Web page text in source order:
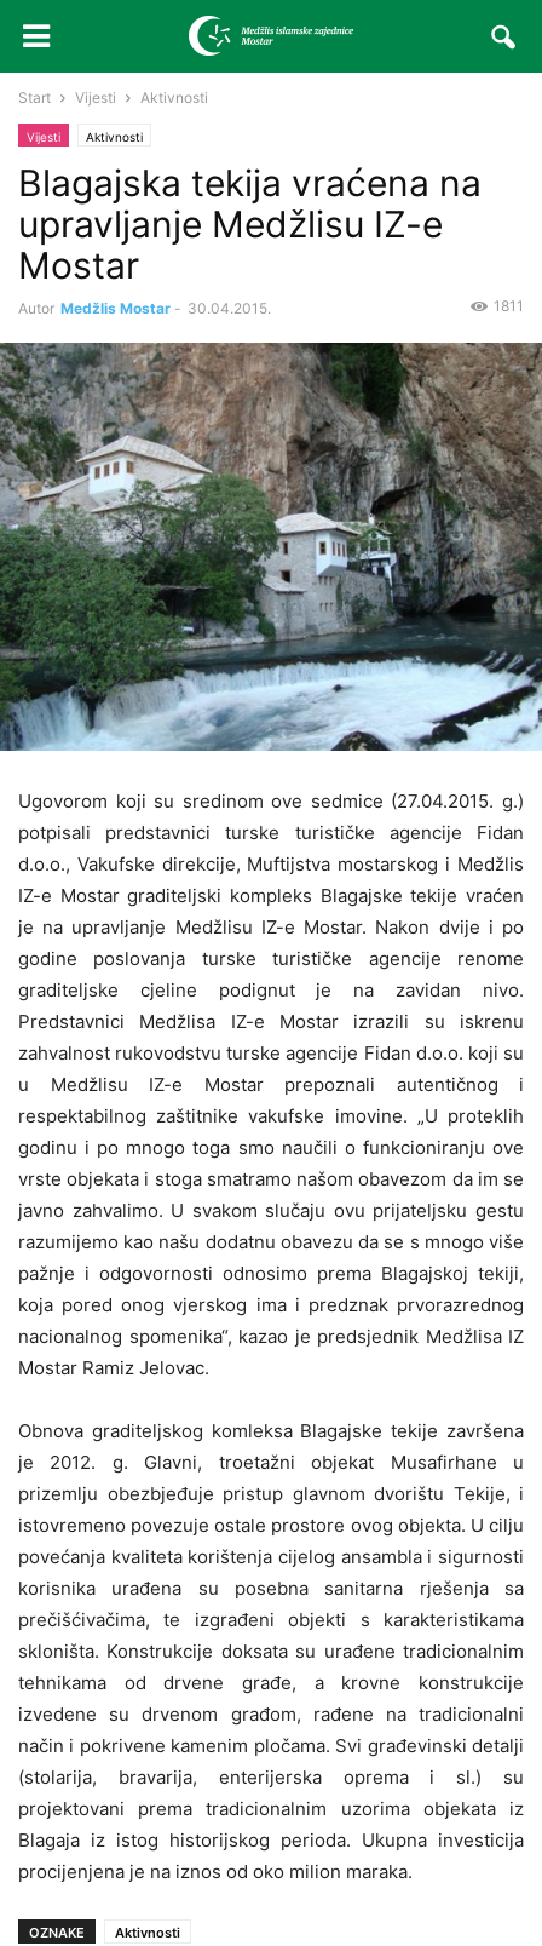
Start Vijesti Aktivnosti
Vijesti Aktivnosti
Blagajska tekija vraćena na
upravljanje Medžlisu IZ-e
Mostar
Autor Medžlis Mostar - 30.04.2015. 1811
Ugovorom koji su sredinom ove sedmice (27.04.2015. g.)
potpisali predstavnici turske turističke agencije Fidan
d.o.o., Vakufske direkcije, Muftijstva mostarskog i Medžlis
IZ-e Mostar graditeljski kompleks Blagajske tekije vraćen
je na upravljanje Medžlisu IZ-e Mostar. Nakon dvije i po
godine poslovanja turske turističke agencije renome
graditeljske cjeline podignut je na zavidan nivo.
Predstavnici Medžlisa IZ-e Mostar izrazili su iskrenu
zahvalnost rukovodstvu turske agencije Fidan d.o.o. koji su
u Medžlisu IZ-e Mostar prepoznali autentičnog i
respektabilnog zaštitnike vakufske imovine. „U proteklih
godinu i po mnogo toga smo naučili o funkcioniranju ove
vrste objekata i stoga smatramo našom obavezom da im se
javno zahvalimo. U svakom slučaju ovu prijateljsku gestu
razumijemo kao našu dodatnu obavezu da se s mnogo više
pažnje i odgovornosti odnosimo prema Blagajskoj tekiji,
koja pored onog vjerskog ima i predznak prvorazrednog
nacionalnog spomenika“, kazao je predsjednik Medžlisa IZ
Mostar Ramiz Jelovac.
Obnova graditeljskog komleksa Blagajske tekije završena
je 2012. g. Glavni, troetažni objekat Musafirhane u
prizemlju obezbjeđuje pristup glavnom dvorištu Tekije, i
istovremeno povezuje ostale prostore ovog objekta. U cilju
povećanja kvaliteta korištenja cijelog ansambla i sigurnosti
korisnika urađena su posebna sanitarna rješenja sa
prečišćivačima, te izgrađeni objekti s karakteristikama
skloništa. Konstrukcije doksata su urađene tradicionalnim
tehnikama od drvene građe, a krovne konstrukcije
izvedene su drvenom građom, rađene na tradicionalni
način i pokrivene kamenim pločama. Svi građevinski detalji
(stolarija, bravarija, enterijerska oprema i sl.) su
projektovani prema tradicionalnim uzorima objekata iz
Blagaja iz istog historijskog perioda. Ukupna investicija
procijenjena je na iznos od oko milion maraka.
OZNAKE Aktivnosti